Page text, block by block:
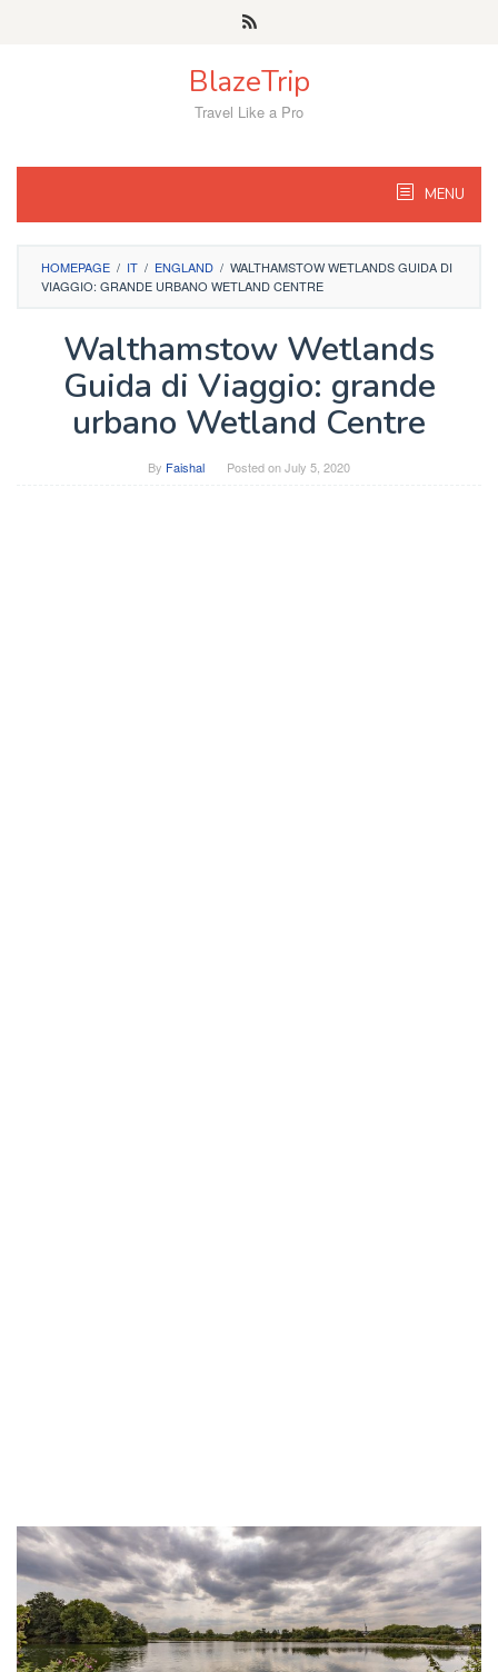
BlazeTrip
Travel Like a Pro
MENU
HOMEPAGE / IT / ENGLAND / WALTHAMSTOW WETLANDS GUIDA DI
VIAGGIO: GRANDE URBANO WETLAND CENTRE
Walthamstow Wetlands
Guida di Viaggio: grande
urbano Wetland Centre
By Faishal Posted onJuly 5, 2020